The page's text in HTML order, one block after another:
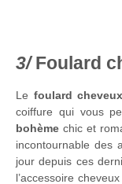
Foulard
Le foulard cheveux
coiffure qui vous
bohème chic et
incontournable des
jour depuis ces
l’accessoire